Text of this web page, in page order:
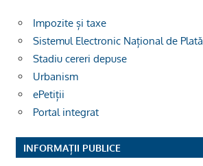
Impozite și taxe
Sistemul Electronic Național de Plată
Stadiu cereri depuse
Urbanism
ePetiții
Portal integrat
INFORMAȚII PUBLICE